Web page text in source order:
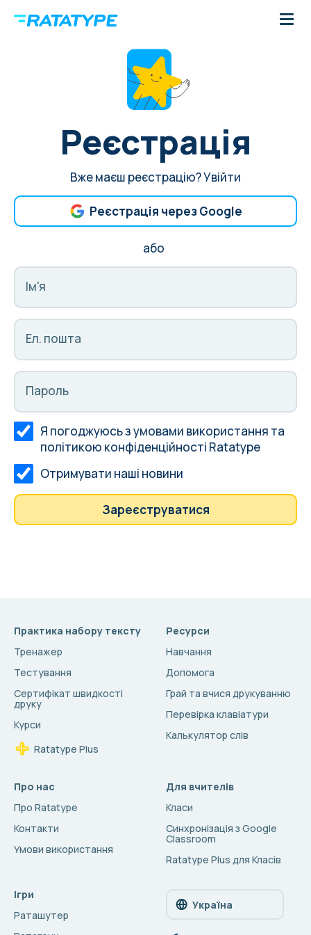
Реєстрація
Вже маєш реєстрацію?Увійти
Реєстрація через Google
або
Ім'я
Ел. пошта
Пароль
Я погоджуюсь зумовами використання та
політикою конфіденційності Ratatype
Отримувати наші новини
Зареєструватися
Практика набору тексту
Тренажер
Тестування
Сертифікат швидкості
друку
Курси
Ratatype Plus
Ресурси
Навчання
Допомога
Грай та вчися друкуванню
Перевірка клавіатури
Калькулятор слів
Про нас
Про Ratatype
Контакти
Умови використання
Для вчителів
Класи
Синхронізація з Google
Classroom
Ratatype Plus для Класів
Ігри
Раташутер
Україна